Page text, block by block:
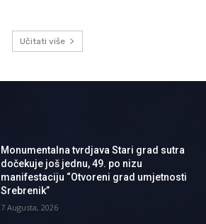
Učitati više
Monumentalna tvrdjava Stari grad sutra
dočekuje još jednu, 49. po nizu
manifestaciju “Otvoreni grad umjetnosti
Srebrenik”
7 Augusta, 2026